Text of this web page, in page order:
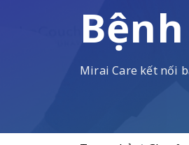
Mirai Care kết nối